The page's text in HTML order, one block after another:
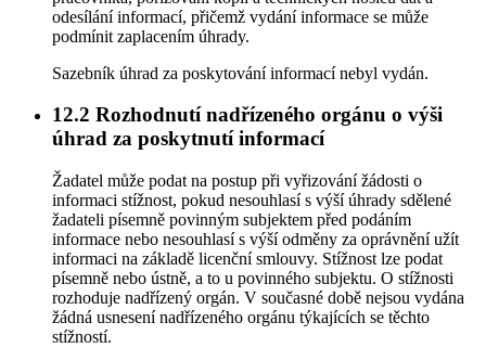
odesílání informací, přičemž vydání informace se může
podmínit zaplacením úhrady.
Sazebník úhrad za poskytování informací nebyl vydán.
12.2 Rozhodnutí nadřízeného orgánu o výši
úhrad za poskytnutí informací
Žadatel může podat na postup při vyřizování žádosti o
informaci stížnost, pokud nesouhlasí s výší úhrady sdělené
žadateli písemně povinným subjektem před podáním
informace nebo nesouhlasí s výší odměny za oprávnění užít
informaci na základě licenční smlouvy. Stížnost lze podat
písemně nebo ústně, a to u povinného subjektu. O stížnosti
rozhoduje nadřízený orgán. V současné době nejsou vydána
žádná usnesení nadřízeného orgánu týkajících se těchto
stížností.